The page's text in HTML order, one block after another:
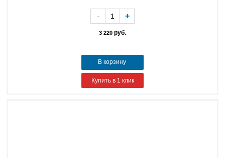
3 220 руб.
- +
В корзину
Купить в 1 клик